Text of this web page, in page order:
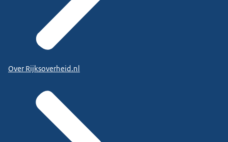
Over Rijksoverheid.nl